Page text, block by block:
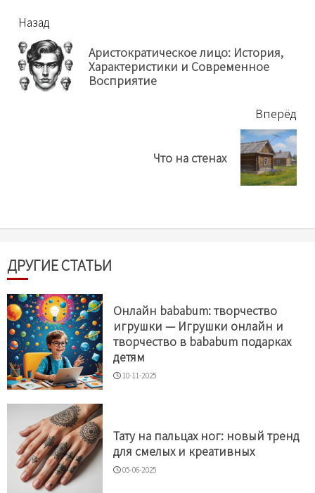
читать
еще
Назад
Аристократическое лицо: История,
Характеристики и Современное
Восприятие
Вперёд
Что на стенах
ДРУГИЕ СТАТЬИ
Онлайн bababum: творчество
игрушки — Игрушки онлайн и
творчество в bababum подарках
детям
10-11-2025
Тату на пальцах ног: новый тренд
для смелых и креативных
05-06-2025